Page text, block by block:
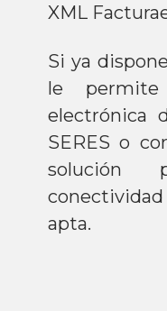
XML Facturae
Si ya
le
electrónica
SERES o
solución
apta.